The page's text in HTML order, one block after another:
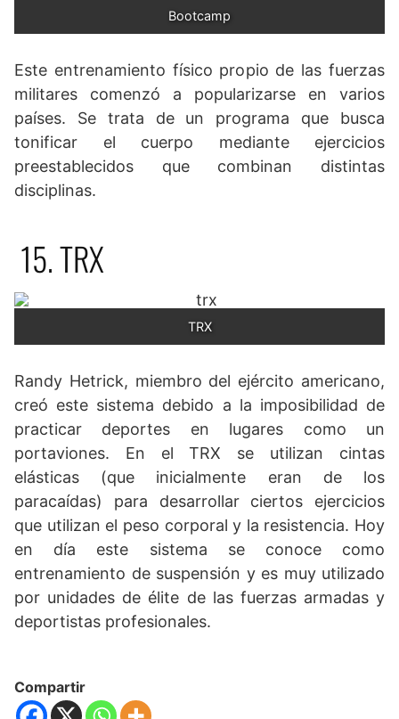
Bootcamp
Este entrenamiento físico propio de las fuerzas
militares comenzó a popularizarse en varios
países. Se trata de un programa que busca
tonificar el cuerpo mediante ejercicios
preestablecidos que combinan distintas
disciplinas.
15. TRX
TRX
Randy Hetrick, miembro del ejército americano,
creó este sistema debido a la imposibilidad de
practicar deportes en lugares como un
portaviones. En el TRX se utilizan cintas
elásticas (que inicialmente eran de los
paracaídas) para desarrollar ciertos ejercicios
que utilizan el peso corporal y la resistencia. Hoy
en día este sistema se conoce como
entrenamiento de suspensión y es muy utilizado
por unidades de élite de las fuerzas armadas y
deportistas profesionales.
Compartir